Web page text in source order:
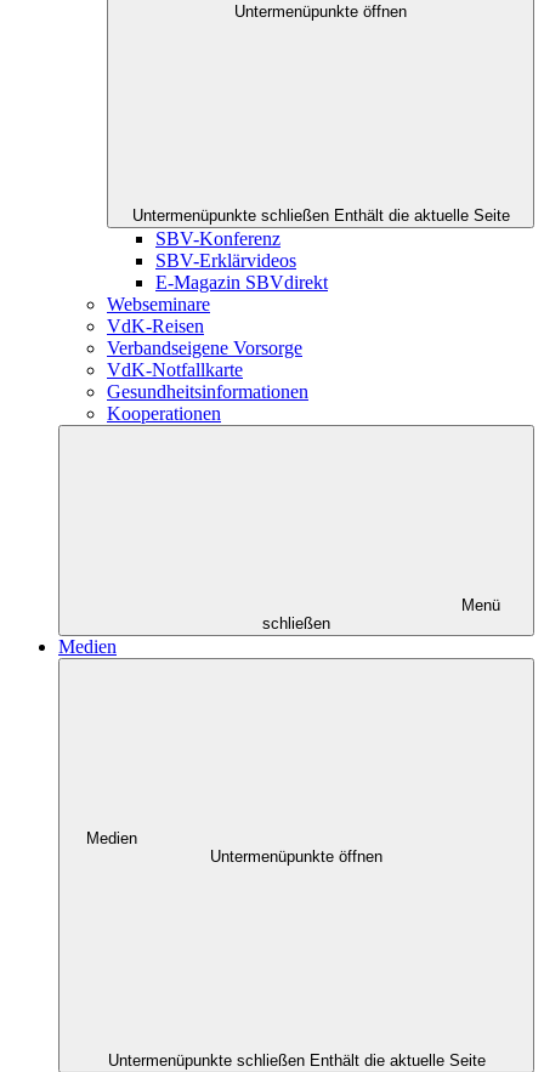
Untermenüpunkte öffnen
Untermenüpunkte schließen Enthält die aktuelle Seite
SBV-Konferenz
SBV-Erklärvideos
E-Magazin SBVdirekt
Webseminare
VdK-Reisen
Verbandseigene Vorsorge
VdK-Notfallkarte
Gesundheitsinformationen
Kooperationen
Menü
schließen
Medien
Medien
Untermenüpunkte öffnen
Untermenüpunkte schließen Enthält die aktuelle Seite